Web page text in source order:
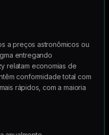
a preços astronômicos ou
entregando
relatam economias de
conformidade total com
rápidos, com a maioria